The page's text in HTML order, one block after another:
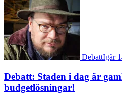
DebattIgår
Debatt: Staden i dag är
budgetlösningar!